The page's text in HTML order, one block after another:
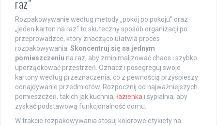
raz”
Rozpakowywanie według metody „pokój po pokoju” oraz
„jeden karton na raz” to skuteczny sposób organizacji po
przeprowadzce, który znacząco ułatwia proces
rozpakowywania. Skoncentruj się na jednym
pomieszczeniu na raz, aby zminimalizować chaos i szybko
uporządkować przestrzeń. Oznacz i posegreguj swoje
kartony według przeznaczenia, co z pewnością przyspieszy
odnajdywanie przedmiotów. Rozpocznij od najważniejszych
pomieszczeń, takich jak kuchnia, łazienka i sypialnia, aby
zyskać podstawową funkcjonalność domu.
W trakcie rozpakowywania stosuj kolorowe etykiety na